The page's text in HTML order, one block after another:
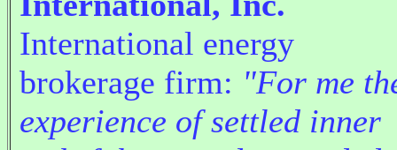
International energy
brokerage firm: "For me
experience of settled inner